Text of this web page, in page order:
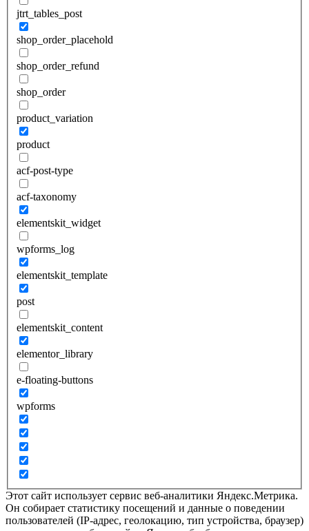
jtrt_tables_post
shop_order_placehold
shop_order_refund
shop_order
product_variation
product
acf-post-type
acf-taxonomy
elementskit_widget
wpforms_log
elementskit_template
post
elementskit_content
elementor_library
e-floating-buttons
wpforms
Этот сайт использует сервис веб-аналитики Яндекс.Метрика.
Он собирает статистику посещений и данные о поведении
пользователей (IP-адрес, геолокацию, тип устройства, браузер)